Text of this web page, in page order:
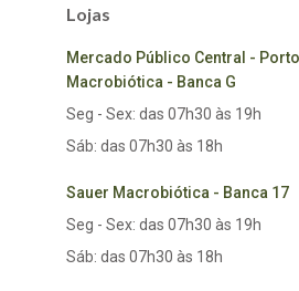
Lojas
Mercado Público Central -
Macrobiótica - Banca G
Seg - Sex: das 07h30 às 19h
Sáb: das 07h30 às 18h
Sauer Macrobiótica - Banca 17
Seg - Sex: das 07h30 às 19h
Sáb: das 07h30 às 18h